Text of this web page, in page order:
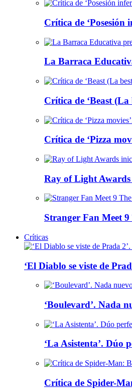
Crítica de
La Barraca
Crítica de ‘Beast
Crítica de ‘Pizza
Ray of Light
Stranger Fan Meet
Críticas
‘El Diablo se viste de
‘Boulevard’. Nada
‘La Asistenta’. Dúo
Crítica de Spider-